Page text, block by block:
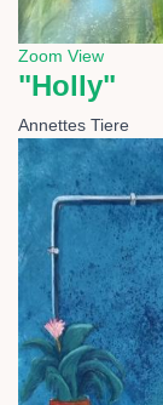
Zoom View
"Holly"
Annettes Tiere